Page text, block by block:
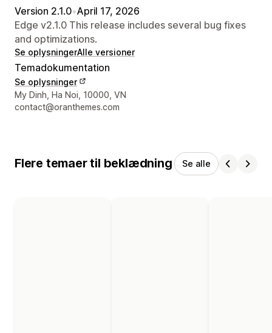
Version 2.1.0•April 17, 2026
Edge v2.1.0 This release includes several bug fixes
and optimizations.
Se oplysningerAlle versioner
Temadokumentation
Se oplysninger
Se kontaktoplysninger
My Dinh, Ha Noi, 10000, VN
contact@oranthemes.com
Flere temaer til beklædning Se alle